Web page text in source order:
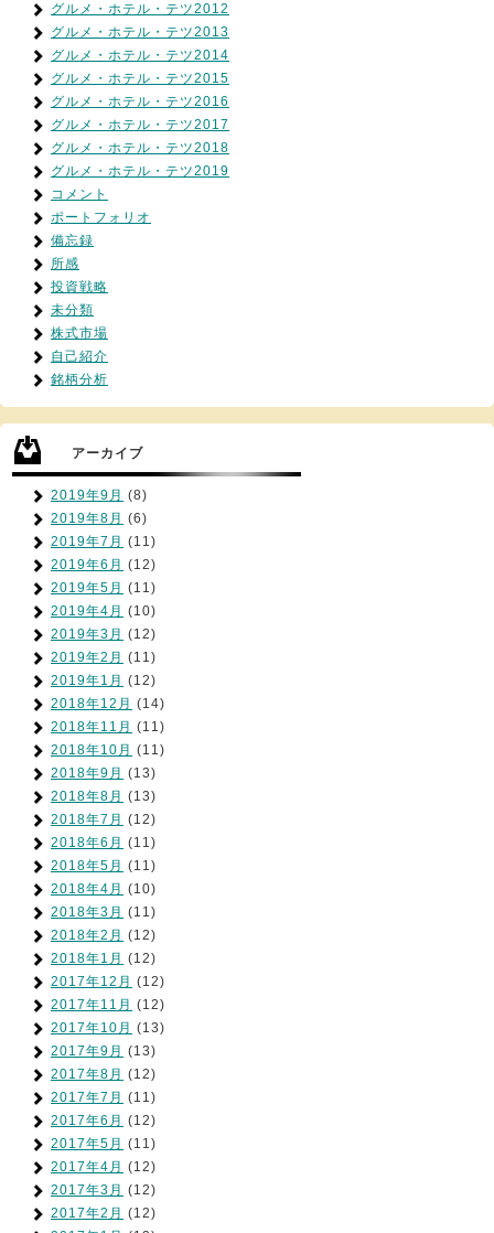
グルメ・ホテル・テツ2012
グルメ・ホテル・テツ2013
グルメ・ホテル・テツ2014
グルメ・ホテル・テツ2015
グルメ・ホテル・テツ2016
グルメ・ホテル・テツ2017
グルメ・ホテル・テツ2018
グルメ・ホテル・テツ2019
コメント
ポートフォリオ
備忘録
所感
投資戦略
未分類
株式市場
自己紹介
銘柄分析
アーカイブ
2019年9月 (8)
2019年8月 (6)
2019年7月 (11)
2019年6月 (12)
2019年5月 (11)
2019年4月 (10)
2019年3月 (12)
2019年2月 (11)
2019年1月 (12)
2018年12月 (14)
2018年11月 (11)
2018年10月 (11)
2018年9月 (13)
2018年8月 (13)
2018年7月 (12)
2018年6月 (11)
2018年5月 (11)
2018年4月 (10)
2018年3月 (11)
2018年2月 (12)
2018年1月 (12)
2017年12月 (12)
2017年11月 (12)
2017年10月 (13)
2017年9月 (13)
2017年8月 (12)
2017年7月 (11)
2017年6月 (12)
2017年5月 (11)
2017年4月 (12)
2017年3月 (12)
2017年2月 (12)